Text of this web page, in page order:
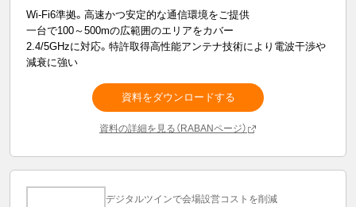
Wi-Fi6準拠。高速かつ安定的な通信環境をご提供
一台で100～500mの広範囲のエリアをカバー
2.4/5GHzに対応。特許取得高性能アンテナ技術により電波干渉や
減衰に強い
資料をダウンロードする
資料の詳細を見る（RABANページ）
デジタルツインで会場設営コストを削減